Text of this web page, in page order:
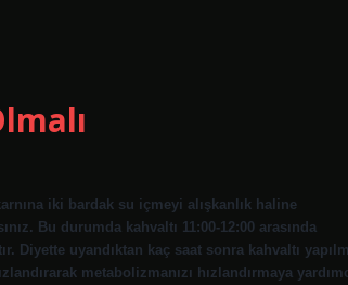
iki bardak su içmeyi alışkanlık haline
Bu durumda kahvaltı 11:00-12:00 arasında
Diyette uyandıktan kaç saat sonra kahvaltı
metabolizmanızı hızlandırmaya